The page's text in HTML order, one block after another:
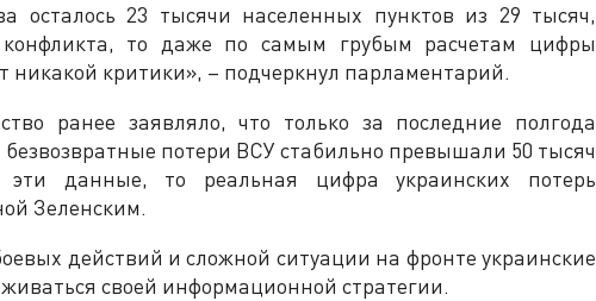
осталось 23 тысячи населенных пунктов из 29 тысяч,
то даже по самым грубым расчетам цифры
никакой критики», – подчеркнул парламентарий.
ранее заявляло, что только за последние полгода
потери ВСУ стабильно превышали 50 тысяч
эти данные, то реальная цифра украинских потерь
Зеленским.
действий и сложной ситуации на фронте украинские
своей информационной стратегии.